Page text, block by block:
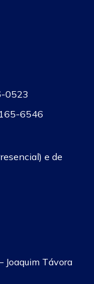
0523
6546
e de
Joaquim Távora